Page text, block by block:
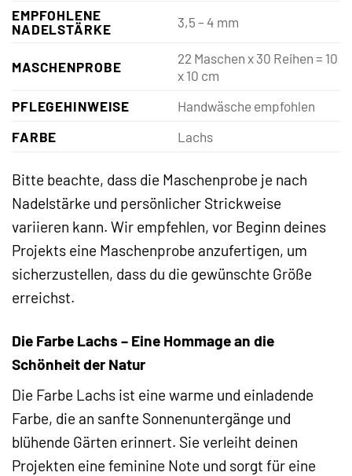
EMPFOHLENE
NADELSTÄRKE
3,5 – 4 mm
MASCHENPROBE
22 Maschen x 30 Reihen = 10
x 10 cm
PFLEGEHINWEISE
Handwäsche empfohlen
FARBE
Lachs
Bitte beachte, dass die Maschenprobe je nach
Nadelstärke und persönlicher Strickweise
variieren kann. Wir empfehlen, vor Beginn deines
Projekts eine Maschenprobe anzufertigen, um
sicherzustellen, dass du die gewünschte Größe
erreichst.
Die Farbe Lachs – Eine Hommage an die
Schönheit der Natur
Die Farbe Lachs ist eine warme und einladende
Farbe, die an sanfte Sonnenuntergänge und
blühende Gärten erinnert. Sie verleiht deinen
Projekten eine feminine Note und sorgt für eine